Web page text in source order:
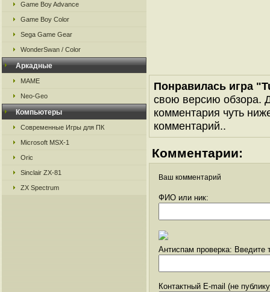
Game Boy Advance
Game Boy Color
Sega Game Gear
WonderSwan / Color
Аркадные
MAME
Neo-Geo
Компьютеры
Современные Игры для ПК
Microsoft MSX-1
Oric
Sinclair ZX-81
ZX Spectrum
Понравилась игра
свою версию обзора.
комментария чуть
комментарий..
Комментарии:
Ваш комментарий
ФИО или ник:
Антиспам проверка: Введите
Контактный E-mail (не